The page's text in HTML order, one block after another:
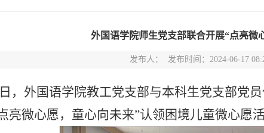
外国语学院师生党支部联合开展“点亮微
发布人： 发布时间：2024-06-17
日，外国语学院教工党支部与本科生党支部党
亮微心愿，童心向未来”认领困境儿童微心愿活